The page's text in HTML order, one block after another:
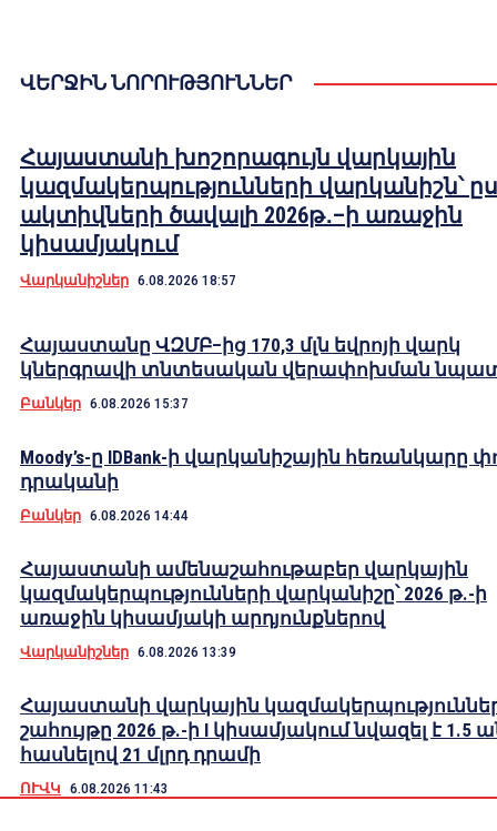
ՎԵՐՋԻՆ ՆՈՐՈՒԹՅՈՒՆՆԵՐ
Հայաստանի խոշորագույն վարկային
կազմակերպությունների վարկանիշն՝
ակտիվների ծավալի 2026թ․–ի առաջին
կիսամյակում
Վարկանիշներ 6.08.2026 18:57
Հայաստանը ՎԶՄԲ–ից 170,3 մլն եվրոյի վարկ
կներգրավի տնտեսական վերափոխման
Բանկեր 6.08.2026 15:37
Moody’s-ը IDBank-ի վարկանիշային հեռանկարը
դրականի
Բանկեր 6.08.2026 14:44
Հայաստանի ամենաշահութաբեր վարկային
կազմակերպությունների վարկանիշը՝ 2026 թ.-ի
առաջին կիսամյակի արդյունքներով
Վարկանիշներ 6.08.2026 13:39
Հայաստանի վարկային
շահույթը 2026 թ.-ի I կիսամյակում նվազել է 1.5
հասնելով 21 մլրդ դրամի
ՈՒՎԿ 6.08.2026 11:43